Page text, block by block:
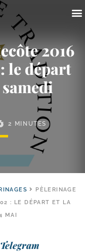
2016
le départ
2 MINUTES
PÈLERINAGE
: LE DÉPART ET LA
MAI